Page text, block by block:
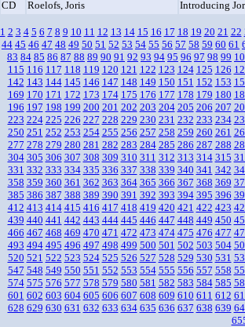
CD
Roelofs, Joris Introducing
1 2 3 4 5 6 7 8 9 10 11 12 13 14 15 16 17 18 19 20 21 22
44 45 46 47 48 49 50 51 52 53 54 55 56 57 58 59 60 61
83 84 85 86 87 88 89 90 91 92 93 94 95 96 97 98 99
115 116 117 118 119 120 121 122 123 124 125 126
142 143 144 145 146 147 148 149 150 151 152 153
169 170 171 172 173 174 175 176 177 178 179 180
196 197 198 199 200 201 202 203 204 205 206 207
223 224 225 226 227 228 229 230 231 232 233 234
250 251 252 253 254 255 256 257 258 259 260 261
277 278 279 280 281 282 283 284 285 286 287 288
304 305 306 307 308 309 310 311 312 313 314 315
331 332 333 334 335 336 337 338 339 340 341 342
358 359 360 361 362 363 364 365 366 367 368 369
385 386 387 388 389 390 391 392 393 394 395 396
412 413 414 415 416 417 418 419 420 421 422 423
439 440 441 442 443 444 445 446 447 448 449 450
466 467 468 469 470 471 472 473 474 475 476 477
493 494 495 496 497 498 499 500 501 502 503 504
520 521 522 523 524 525 526 527 528 529 530 531
547 548 549 550 551 552 553 554 555 556 557 558
574 575 576 577 578 579 580 581 582 583 584 585
601 602 603 604 605 606 607 608 609 610 611 612
628 629 630 631 632 633 634 635 636 637 638 639